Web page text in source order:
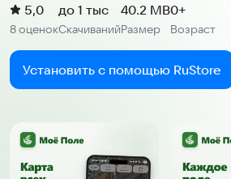
Рейтинг:
5,0
8 оценокСкачиваний
до 1 тыс
Размер
40.2 MB
Возраст
0+
Установить с помощью RuStore